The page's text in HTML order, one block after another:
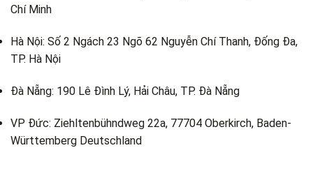
Chí Minh
Hà Nội: Số 2 Ngách 23 Ngõ 62 Nguyễn Chí Thanh, Đống Đa,
TP. Hà Nội
Đà Nẵng: 190 Lê Đình Lý, Hải Châu, TP. Đà Nẵng
VP Đức: Ziehltenbühndweg 22a, 77704 Oberkirch, Baden-
Württemberg Deutschland